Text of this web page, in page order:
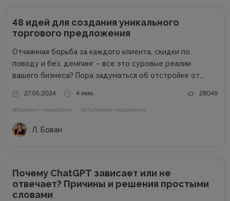
48 идей для создания уникального
торгового предложения
Отчаянная борьба за каждого клиента, скидки по
поводу и без, демпинг – все это суровые реалии
вашего бизнеса? Пора задуматься об отстройке от
как выделиться среди аналогичных компаний, привлечь
внимание к продуктам...
27.05.2024 4 мин. 28049
#Контент-маркетинг #Интернет-маркетинг
Л. Бован
Почему ChatGPT зависает или не
отвечает? Причины и решения простыми
словами